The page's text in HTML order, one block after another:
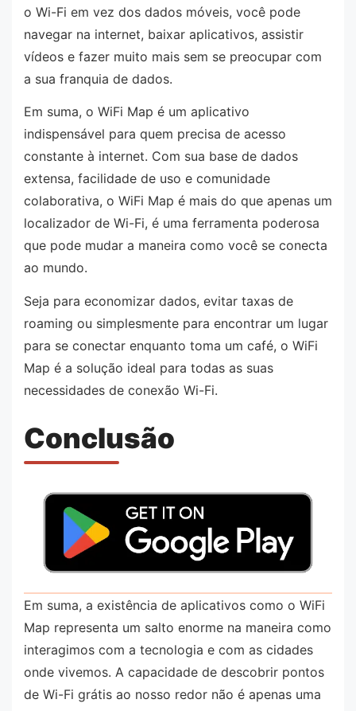
o Wi-Fi em vez dos dados móveis, você pode
navegar na internet, baixar aplicativos, assistir
vídeos e fazer muito mais sem se preocupar com
a sua franquia de dados.
Em suma, o WiFi Map é um aplicativo
indispensável para quem precisa de acesso
constante à internet. Com sua base de dados
extensa, facilidade de uso e comunidade
colaborativa, o WiFi Map é mais do que apenas um
localizador de Wi-Fi, é uma ferramenta poderosa
que pode mudar a maneira como você se conecta
ao mundo.
Seja para economizar dados, evitar taxas de
roaming ou simplesmente para encontrar um lugar
para se conectar enquanto toma um café, o WiFi
Map é a solução ideal para todas as suas
necessidades de conexão Wi-Fi.
Conclusão
Em suma, a existência de aplicativos como o WiFi
Map representa um salto enorme na maneira como
interagimos com a tecnologia e com as cidades
onde vivemos. A capacidade de descobrir pontos
de Wi-Fi grátis ao nosso redor não é apenas uma